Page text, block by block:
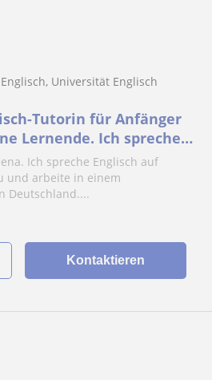
Universität Englisch
Tutorin für Anfänger
Lernende. Ich spreche
und weitere Sprache
Ich spreche Englisch auf
und arbeite in einem
Deutschland....
Kontaktieren